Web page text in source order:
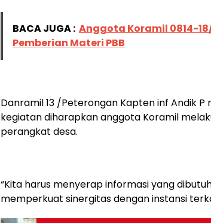
BACA JUGA : Anggota Koramil 0814-
Pemberian Materi PBB
Danramil 13 /Peterongan Kapten inf Andik
kegiatan diharapkan anggota Koramil
perangkat desa.
“Kita harus menyerap informasi yang
memperkuat sinergitas dengan instansi